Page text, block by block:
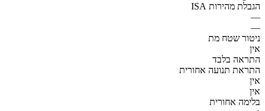
הגבלת מהירות ISA
—
—
ניטור שטח מת
אין
התראה בלבד
התראת תנועה אחורית
אין
אין
בלימה אחורית